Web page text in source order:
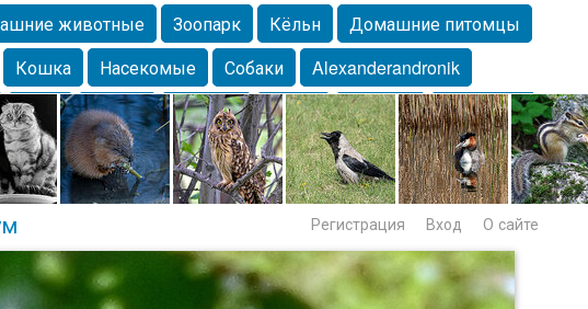
животные Зоопарк Кёльн
Домашние питомцы
Кошка Насекомые Собаки
Alexanderandronik
Зима Морда Собачка Осень Портрет
Домашние
Коты Lebert Дикие птицы Утка Самара
Лебеди
Регистрация Вход О сайте